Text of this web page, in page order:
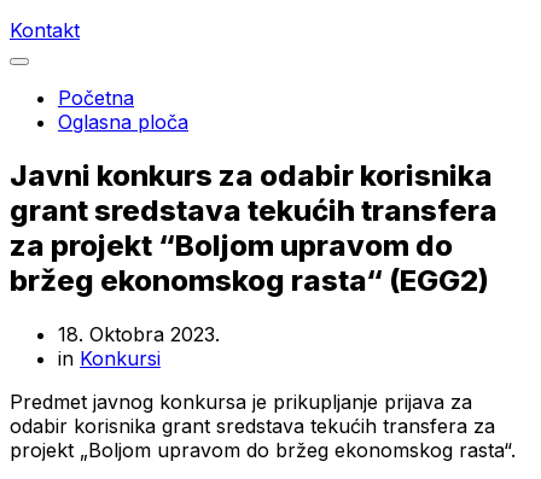
Kontakt
Početna
Oglasna ploča
Javni konkurs za odabir korisnika
grant sredstava tekućih transfera
za projekt “Boljom upravom do
bržeg ekonomskog rasta“ (EGG2)
18. Oktobra 2023.
in Konkursi
Predmet javnog konkursa je prikupljanje prijava za
odabir korisnika grant sredstava tekućih transfera za
projekt „Boljom upravom do bržeg ekonomskog rasta“.